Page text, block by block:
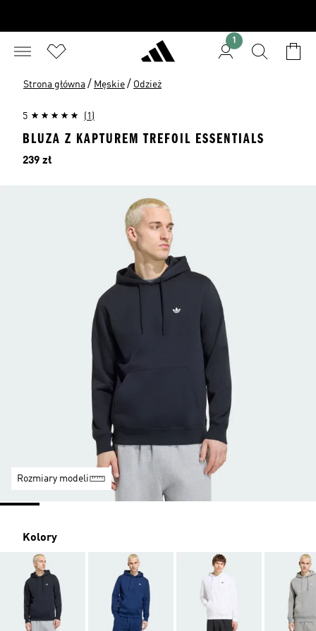
1
Strona główna / Męskie / Odzież
5 (1)
BLUZA Z KAPTUREM TREFOIL ESSENTIALS
Cena
239 zł
Rozmiary modeli
Kolory